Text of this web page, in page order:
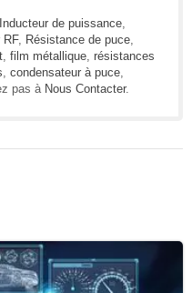
Inducteur de puissance
RF, Résistance de puce
film métallique résistances
condensateur à puce
pas à Nous Contacter.